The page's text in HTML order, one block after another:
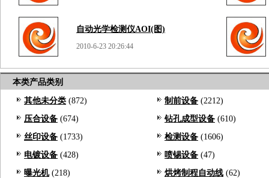
自动光学检测仪AOI(图)
2010-6-23 20:26:44
本类产品类别
其他未分类 (872) 制前设备 (2212)
压合设备 (674) 钻孔成型设备 (610)
丝印设备 (1733) 检测设备 (1606)
电镀设备 (428) 喷锡设备 (47)
曝光机(218) 烘烤制程自动线 (62)